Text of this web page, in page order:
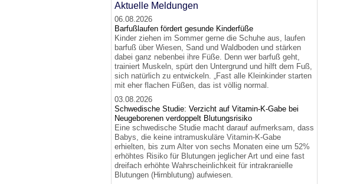
Aktuelle Meldungen
06.08.2026
Barfußlaufen fördert gesunde Kinderfüße
Kinder ziehen im Sommer gerne die Schuhe aus, laufen
barfuß über Wiesen, Sand und Waldboden und stärken
dabei ganz nebenbei ihre Füße. Denn wer barfuß geht,
trainiert Muskeln, spürt den Untergrund und hilft dem Fuß,
sich natürlich zu entwickeln. „Fast alle Kleinkinder starten
mit eher flachen Füßen, das ist völlig normal.
03.08.2026
Schwedische Studie: Verzicht auf Vitamin-K-Gabe bei
Neugeborenen verdoppelt Blutungsrisiko
Eine schwedische Studie macht darauf aufmerksam, dass
Babys, die keine intramuskuläre Vitamin-K-Gabe
erhielten, bis zum Alter von sechs Monaten eine um 52%
erhöhtes Risiko für Blutungen jeglicher Art und eine fast
dreifach erhöhte Wahrscheinlichkeit für intrakranielle
Blutungen (Hirnblutung) aufwiesen.